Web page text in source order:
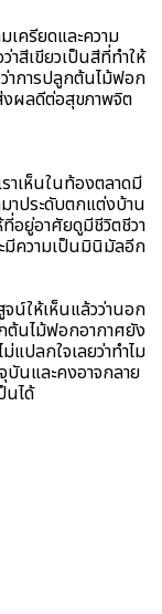
เครียดและความ
สีเขียวเป็นสีที่ทำให้
การปลูกต้นไม้ฟอก
งผลดีต่อสุขภาพจิต
าเห็นในท้องตลาดมี
ประดับตกแต่งบ้าน
ยู่อาศัยดูมีชีวิตชีวา
มีความเป็นมินิมัลอีก
ให้เห็นแล้วว่านอก
นไม้ฟอกอากาศยัง
ปลกใจเลยว่าทำไม
นและคงอาจกลาย
นได้